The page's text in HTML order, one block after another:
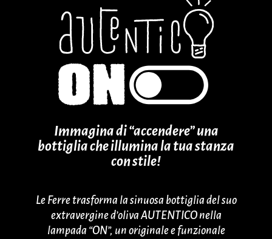
Immagina di “accendere” una
bottiglia che illumina la tua stanza
con stile!
Le Ferre trasforma la sinuosa bottiglia del suo
extravergine d’oliva AUTENTICO nella
lampada “ON”, un originale e funzionale